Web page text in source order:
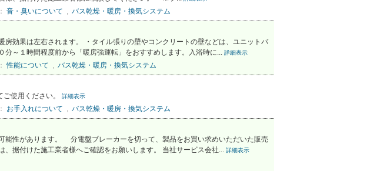
音・臭いについて , バス乾燥・暖房・換気システム
効果は左右されます。 ・タイル張りの壁やコンクリートの壁などは、ユニットバ
～１時間程度前から「暖房強運転」をおすすめします。入浴時に... 詳細表示
性能について , バス乾燥・暖房・換気システム
使用ください。
詳細表示
お手入れについて , バス乾燥・暖房・換気システム
能性があります。 分電盤ブレーカーを切って、製品をお買い求めいただいた販売
据付けた施工業者様へご確認をお願いします。 当社サービス会社... 詳細表示